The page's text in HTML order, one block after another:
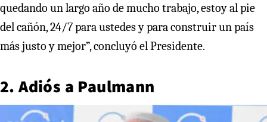
quedando un largo año de mucho trabajo, estoy al pie
del cañón, 24/7 para ustedes y para construir un país
más justo y mejor”, concluyó el Presidente.
2. Adiós a Paulmann